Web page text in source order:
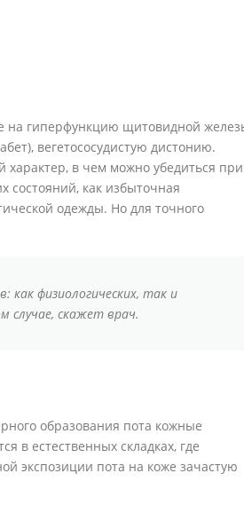
на гиперфункцию щитовидной
вегетососудистую дистонию.
в чем можно убедиться при
состояний, как избыточная
одежды. Но для точного
как физиологических, так и
случае, скажет врач.
образования пота кожные
в естественных складках, где
экспозиции пота на коже зачастую